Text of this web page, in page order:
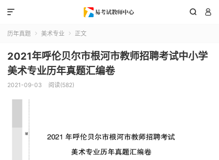
 

历年真题  美术专业  正文
2021年呼伦贝尔市根河市教师招聘考试中小学
美术专业历年真题汇编卷
2021-09-03 阅读(582)